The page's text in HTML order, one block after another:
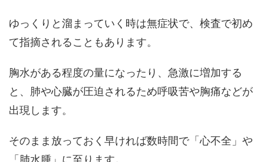
ゆっくりと溜まっていく時は無症状で、検査で初め
て指摘されることもあります。
胸水がある程度の量になったり、急激に増加する
と、肺や心臓が圧迫されるため呼吸苦や胸痛などが
出現します。
そのまま放っておく早ければ数時間で「心不全」や
「肺水腫」に至ります。